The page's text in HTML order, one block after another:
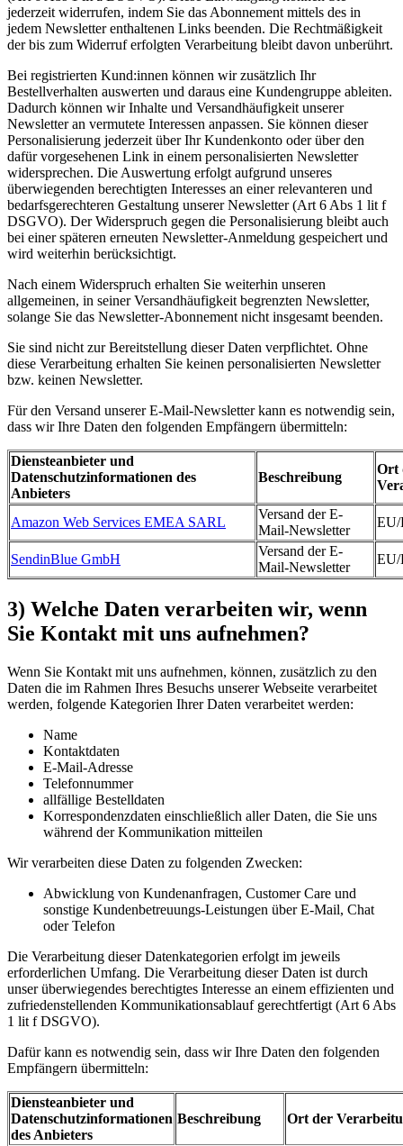
jederzeit widerrufen, indem Sie das Abonnement mittels des in
jedem Newsletter enthaltenen Links beenden. Die Rechtmäßigkeit
der bis zum Widerruf erfolgten Verarbeitung bleibt davon unberührt.
Bei registrierten Kund:innen können wir zusätzlich Ihr
Bestellverhalten auswerten und daraus eine Kundengruppe ableiten.
Dadurch können wir Inhalte und Versandhäufigkeit unserer
Newsletter an vermutete Interessen anpassen. Sie können dieser
Personalisierung jederzeit über Ihr Kundenkonto oder über den
dafür vorgesehenen Link in einem personalisierten Newsletter
widersprechen. Die Auswertung erfolgt aufgrund unseres
überwiegenden berechtigten Interesses an einer relevanteren und
bedarfsgerechteren Gestaltung unserer Newsletter (Art 6 Abs 1 lit f
DSGVO). Der Widerspruch gegen die Personalisierung bleibt auch
bei einer späteren erneuten Newsletter-Anmeldung gespeichert und
wird weiterhin berücksichtigt.
Nach einem Widerspruch erhalten Sie weiterhin unseren
allgemeinen, in seiner Versandhäufigkeit begrenzten Newsletter,
solange Sie das Newsletter-Abonnement nicht insgesamt beenden.
Sie sind nicht zur Bereitstellung dieser Daten verpflichtet. Ohne
diese Verarbeitung erhalten Sie keinen personalisierten Newsletter
bzw. keinen Newsletter.
Für den Versand unserer E-Mail-Newsletter kann es notwendig sein,
dass wir Ihre Daten den folgenden Empfängern übermitteln:
Diensteanbieter und
Datenschutzinformationen des
Anbieters
Beschreibung
Ort
Amazon Web Services EMEA SARL
Versand der E-
Mail-Newsletter
EU/
SendinBlue GmbH
Versand der E-
Mail-Newsletter
EU/
3) Welche Daten verarbeiten wir, wenn
Sie Kontakt mit uns aufnehmen?
Wenn Sie Kontakt mit uns aufnehmen, können, zusätzlich zu den
Daten die im Rahmen Ihres Besuchs unserer Webseite verarbeitet
werden, folgende Kategorien Ihrer Daten verarbeitet werden:
Name
Kontaktdaten
E-Mail-Adresse
Telefonnummer
allfällige Bestelldaten
Korrespondenzdaten einschließlich aller Daten, die Sie uns
während der Kommunikation mitteilen
Wir verarbeiten diese Daten zu folgenden Zwecken:
Abwicklung von Kundenanfragen, Customer Care und
sonstige Kundenbetreuungs-Leistungen über E-Mail, Chat
oder Telefon
Die Verarbeitung dieser Datenkategorien erfolgt im jeweils
erforderlichen Umfang. Die Verarbeitung dieser Daten ist durch
unser überwiegendes berechtigtes Interesse an einem effizienten und
zufriedenstellenden Kommunikationsablauf gerechtfertigt (Art 6 Abs
1 lit f DSGVO).
Dafür kann es notwendig sein, dass wir Ihre Daten den folgenden
Empfängern übermitteln:
Diensteanbieter und
Datenschutzinformationen
des Anbieters
Beschreibung Ort der